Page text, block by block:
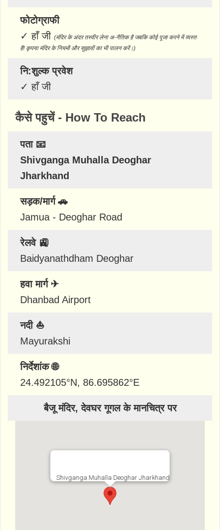
फोटोग्राफी
✓हाँ जी (मंदिर के अंदर तस्वीर लेना अ-नैतिक है जबकि कोई पूजा करने में व्यस्त
है! कृपया मंदिर के नियमों और सुझावों का भी पालन करें।)
नि:शुल्क प्रवेश
✓हाँ जी
कैसे पहुचें - How To Reach
पता 📧
Shivganga Muhalla Deoghar
Jharkhand
सड़क/मार्ग 🚗
Jamua - Deoghar Road
रेलवे 🚉
Baidyanathdham Deoghar
हवा मार्ग ✈
Dhanbad Airport
नदी ⛵
Mayurakshi
निर्देशांक 🌐
24.492105°N, 86.695862°E
बैजू मंदिर, देवघर गूगल के मानचित्र पर
Shivganga Muhalla Deoghar Jharkhand